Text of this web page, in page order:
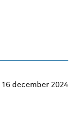
16 december 2024